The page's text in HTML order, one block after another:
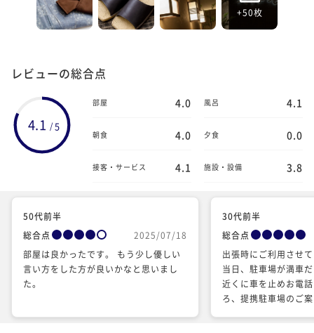
+50枚
レビューの総合点
4.1 / 5
部屋 4.0 風呂 4.1
朝食 4.0 夕食 0.0
接客・サービス 4.1 施設・設備 3.8
50代前半
総合点
2025/07/18
部屋は良かったです。 もう少し優しい
言い方をした方が良いかなと思いまし
た。
30代前半
総合点
出張時にご利用させ
当日、駐車場が満車
近くに車を止めお電
ろ、提携駐車場のご